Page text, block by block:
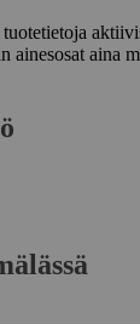
ainesosat aina